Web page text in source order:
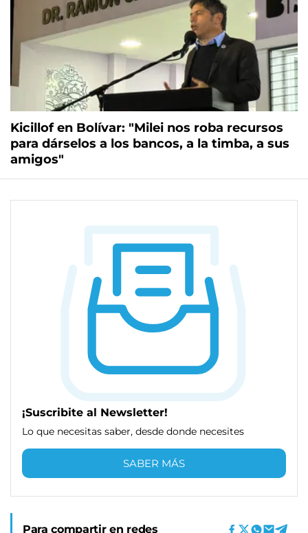
Kicillof en Bolívar: "Milei nos roba recursos
para dárselos a los bancos, a la timba, a sus
amigos"
¡Suscribite al Newsletter!
Lo que necesitas saber, desde donde necesites
SABER MÁS
Para compartir en redes